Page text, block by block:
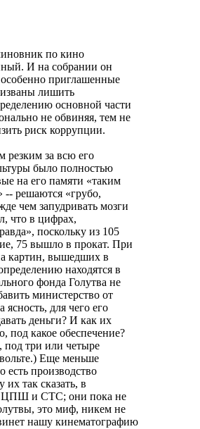
по кино
И на собрании он
приглашенные
лишить
основной части
не обвиняя, тем не
риск коррупции.
за всю его
было полностью
на его памяти «таким
-- решаются «грубо,
чем запудривать мозги
что в цифрах,
поскольку из 105
75 вышло в прокат. При
картин, вышедших в
находятся в
фонда Голутва не
министерство от
ясность, для чего его
деньги? И как их
под какое обеспечение?
под три или четыре
Еще меньше
есть производство
так сказать, в
ЦПШ и СТС; они пока не
это миф, никем не
нашу кинематографию